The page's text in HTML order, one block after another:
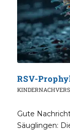
Gute
Säuglingen: